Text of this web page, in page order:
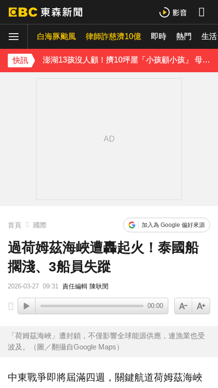
白海豚颱風 律師詐慈濟10億 即時 熱門 生活
快訊
才準備出家！昔泰國男團成員溺斃 背包藏20公斤重物
澎湖13孩沒人顧！擠10坪屋「小孩顧小孩」 母離家帶走補助金
首頁 國際 加入為 Google 偏好來源
過荷姆茲海峽遭轟起火！泰國船
擱淺、3船員失蹤
2026-03-27 09:31 責任編輯 陳耿閔
00:00
「荷姆茲海峽」遭封鎖，不僅影響全球能源供應，連漁業也受
波及。（圖／翻攝自Google Maps）
中東戰爭即將屆滿四週，關鍵航道荷姆茲海峽